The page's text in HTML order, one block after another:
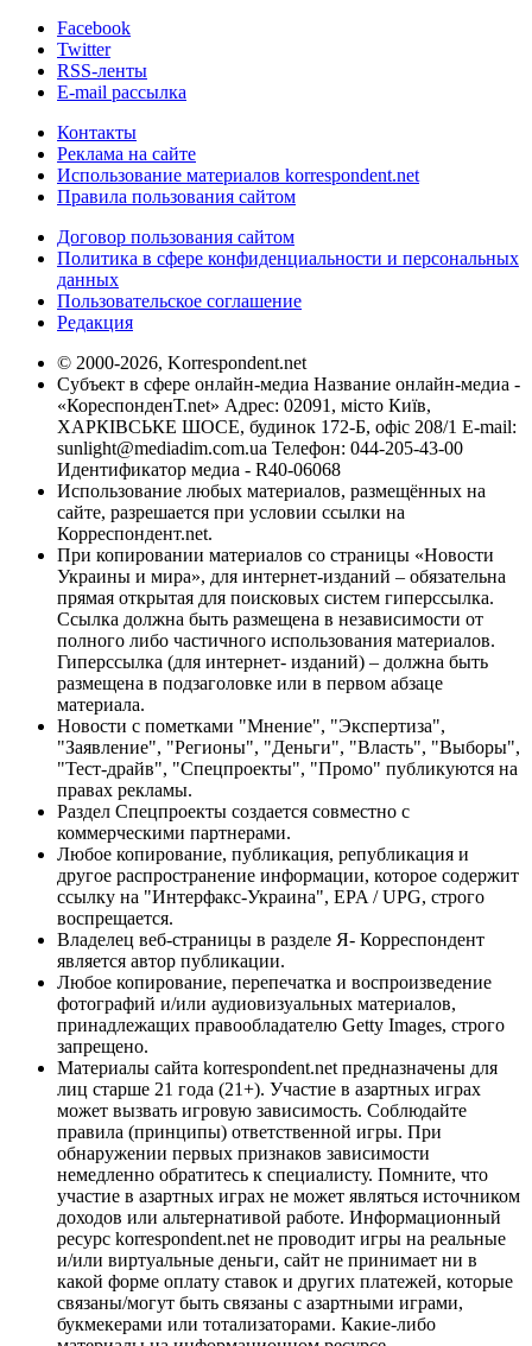
Facebook
Twitter
RSS-ленты
E-mail рассылка
Контакты
Реклама на сайте
Использование материалов korrespondent.net
Правила пользования сайтом
Договор пользования сайтом
Политика в сфере конфиденциальности и персональных
данных
Пользовательское соглашение
Редакция
© 2000-2026, Korrespondent.net
Субъект в сфере онлайн-медиа Название онлайн-медиа -
«КореспонденТ.net» Адрес: 02091, місто Київ,
ХАРКІВСЬКЕ ШОСЕ, будинок 172-Б, офіс 208/1 E-mail:
sunlight@mediadim.com.ua Телефон: 044-205-43-00
Идентификатор медиа - R40-06068
Использование любых материалов, размещённых на
сайте, разрешается при условии ссылки на
Корреспондент.net.
При копировании материалов со страницы «Новости
Украины и мира», для интернет-изданий – обязательна
прямая открытая для поисковых систем гиперссылка.
Ссылка должна быть размещена в независимости от
полного либо частичного использования материалов.
Гиперссылка (для интернет- изданий) – должна быть
размещена в подзаголовке или в первом абзаце
материала.
Новости с пометками "Мнение", "Экспертиза",
"Заявление", "Регионы", "Деньги", "Власть", "Выборы",
"Тест-драйв", "Спецпроекты", "Промо" публикуются на
правах рекламы.
Раздел Спецпроекты создается совместно с
коммерческими партнерами.
Любое копирование, публикация, републикация и
другое распространение информации, которое содержит
ссылку на "Интерфакс-Украина", EPA / UPG, строго
воспрещается.
Владелец веб-страницы в разделе Я- Корреспондент
является автор публикации.
Любое копирование, перепечатка и воспроизведение
фотографий и/или аудиовизуальных материалов,
принадлежащих правообладателю Getty Images, строго
запрещено.
Материалы сайта korrespondent.net предназначены для
лиц старше 21 года (21+). Участие в азартных играх
может вызвать игровую зависимость. Соблюдайте
правила (принципы) ответственной игры. При
обнаружении первых признаков зависимости
немедленно обратитесь к специалисту. Помните, что
участие в азартных играх не может являться источником
доходов или альтернативой работе. Информационный
ресурс korrespondent.net не проводит игры на реальные
и/или виртуальные деньги, сайт не принимает ни в
какой форме оплату ставок и других платежей, которые
связаны/могут быть связаны с азартными играми,
букмекерами или тотализаторами. Какие-либо